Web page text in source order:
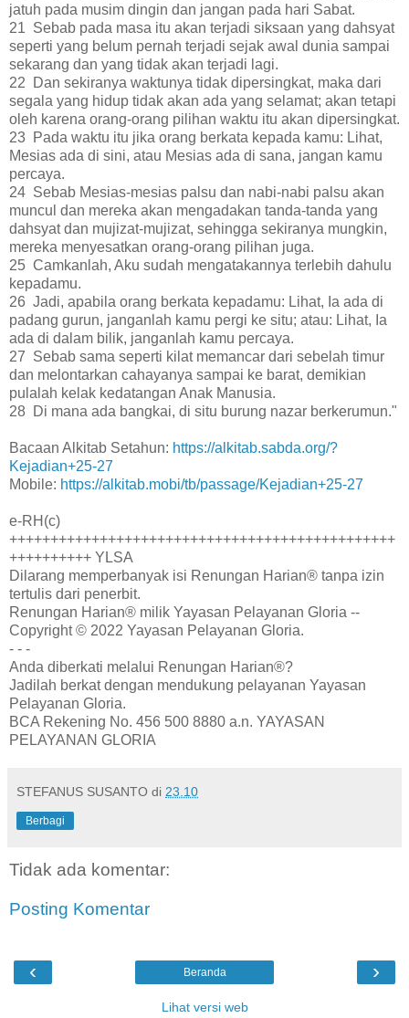
jatuh pada musim dingin dan jangan pada hari Sabat.
21 Sebab pada masa itu akan terjadi siksaan yang dahsyat
seperti yang belum pernah terjadi sejak awal dunia sampai
sekarang dan yang tidak akan terjadi lagi.
22 Dan sekiranya waktunya tidak dipersingkat, maka dari
segala yang hidup tidak akan ada yang selamat; akan tetapi
oleh karena orang-orang pilihan waktu itu akan dipersingkat.
23 Pada waktu itu jika orang berkata kepada kamu: Lihat,
Mesias ada di sini, atau Mesias ada di sana, jangan kamu
percaya.
24 Sebab Mesias-mesias palsu dan nabi-nabi palsu akan
muncul dan mereka akan mengadakan tanda-tanda yang
dahsyat dan mujizat-mujizat, sehingga sekiranya mungkin,
mereka menyesatkan orang-orang pilihan juga.
25 Camkanlah, Aku sudah mengatakannya terlebih dahulu
kepadamu.
26 Jadi, apabila orang berkata kepadamu: Lihat, Ia ada di
padang gurun, janganlah kamu pergi ke situ; atau: Lihat, Ia
ada di dalam bilik, janganlah kamu percaya.
27 Sebab sama seperti kilat memancar dari sebelah timur
dan melontarkan cahayanya sampai ke barat, demikian
pulalah kelak kedatangan Anak Manusia.
28 Di mana ada bangkai, di situ burung nazar berkerumun."
Bacaan Alkitab Setahun: https://alkitab.sabda.org/?
Kejadian+25-27
Mobile: https://alkitab.mobi/tb/passage/Kejadian+25-27
e-RH(c)
+++++++++++++++++++++++++++++++++++++++++++++++
++++++++++ YLSA
Dilarang memperbanyak isi Renungan Harian® tanpa izin
tertulis dari penerbit.
Renungan Harian® milik Yayasan Pelayanan Gloria --
Copyright © 2022 Yayasan Pelayanan Gloria.
- - -
Anda diberkati melalui Renungan Harian®?
Jadilah berkat dengan mendukung pelayanan Yayasan
Pelayanan Gloria.
BCA Rekening No. 456 500 8880 a.n. YAYASAN
PELAYANAN GLORIA
STEFANUS SUSANTO di 23.10
Berbagi
Tidak ada komentar:
Posting Komentar
‹ ›
Beranda
Lihat versi web